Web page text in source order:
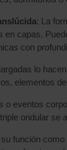
: La
capas.
con
lo
elementos
o eventos
ondular
función